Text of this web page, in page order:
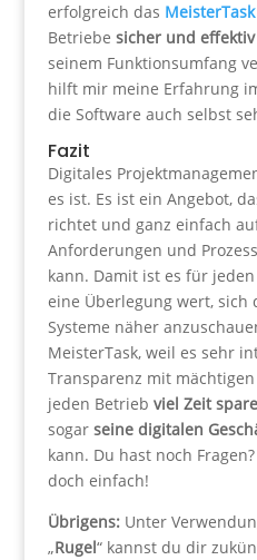
erfolgreich das
Betriebe sicher und effektiv
seinem Funktionsumfang
hilft mir meine Erfahrung
die Software auch selbst
Fazit
Digitales
es ist. Es ist ein Angebot,
richtet und ganz einfach
Anforderungen und
kann. Damit ist es für
eine Überlegung wert, sich
Systeme näher
MeisterTask, weil es sehr
Transparenz mit
jeden Betrieb viel Zeit
sogar seine digitalen
kann. Du hast noch
doch einfach!
Übrigens:Unter
„Rugel“ kannst du dir